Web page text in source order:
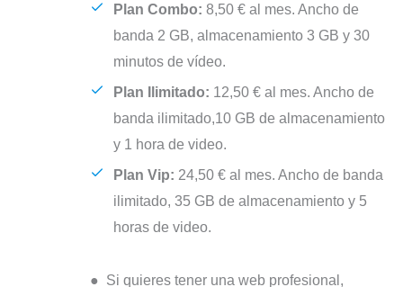
Plan Combo: 8,50 € al mes. Ancho de
banda 2 GB, almacenamiento 3 GB y 30
minutos de vídeo.
Plan Ilimitado: 12,50 € al mes. Ancho de
banda ilimitado,10 GB de almacenamiento
y 1 hora de video.
Plan Vip: 24,50 € al mes. Ancho de banda
ilimitado, 35 GB de almacenamiento y 5
horas de video.
● Si quieres tener una web profesional,